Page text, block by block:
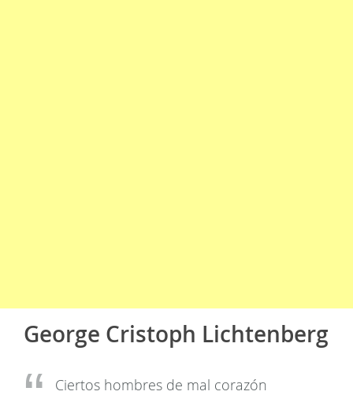
George Cristoph Lichtenberg
Ciertos hombres de mal corazón